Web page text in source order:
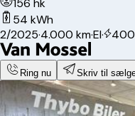
156 hk
54 kWh
2/2025·4.000 km·El·
Ring nu Skriv til